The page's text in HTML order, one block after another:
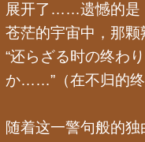
展开了……遗憾的是
苍茫的宇宙中，那
“还らざる时の终わ
か……”（在不归的
随着这一警句般的